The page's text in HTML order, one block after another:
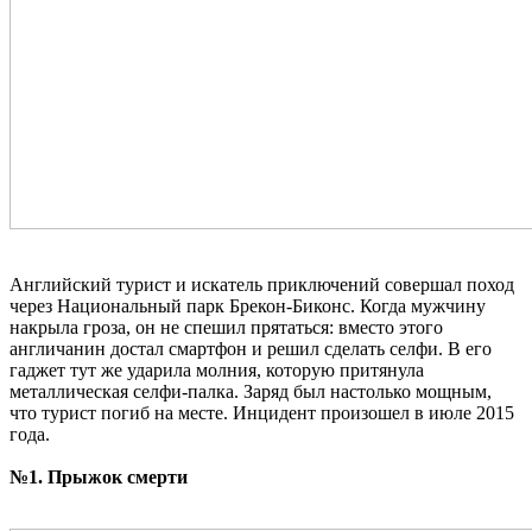
Английский турист и искатель приключений совершал поход
через Национальный парк Брекон-Биконс. Когда мужчину
накрыла гроза, он не спешил прятаться: вместо этого
англичанин достал смартфон и решил сделать селфи. В его
гаджет тут же ударила молния, которую притянула
металлическая селфи-палка. Заряд был настолько мощным,
что турист погиб на месте. Инцидент произошел в июле 2015
года.
№1. Прыжок смерти